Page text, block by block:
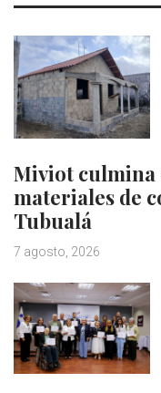
Miviot culmina
materiales de
Tubualá
7 agosto, 2026